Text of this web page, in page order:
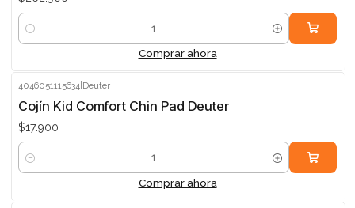
Cantidad
Comprar ahora
4046051115634|Deuter
Cojín Kid Comfort Chin Pad Deuter
$17.900
Cantidad
Comprar ahora